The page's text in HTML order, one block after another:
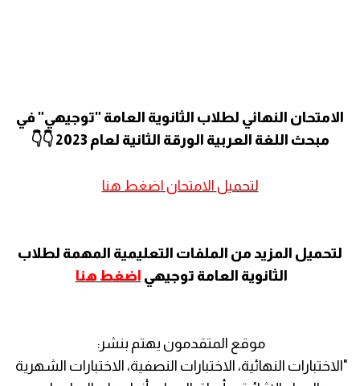
الامتحان النهائي لطلاب الثانوية العامة "توجيهي" في
مبحث اللغة العربية الورقة الثانية لعام 2023 👇👇
لتحميل الامتحان اضغط هنا
لتحميل المزيد من الملفات التعليمية المهمة لطلاب
الثانوية العامة توجيهي اضغط هنا
موقع المتقدمون يهتم بنشر:
"الاختبارات النهائية، الاختبارات النصفية، الاختبارات الشهرية